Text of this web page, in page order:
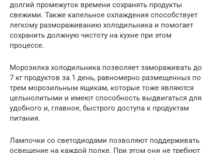
долгий промежуток времени сохранять продукты
свежими. Также капельное охлаждения способствует
легкому размораживанию холодильника и помогает
сохранить должную чистоту на кухне при этом
процессе.
Морозилка холодильника позволяет замораживать до
7 кг продуктов за 1 день, равномерно размещенных по
трем морозильным ящикам, которые тоже являются
цельнолитыми и имеют способность выдвигаться для
удобного и, главное, быстрого доступа к продуктам
питания.
Лампочки со светодиодами позволяют поддерживать
освещение на каждой полке. При этом они не требуют